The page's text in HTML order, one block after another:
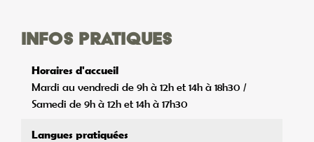
Infos pratiques
Horaires d'accueil
Mardi au vendredi de 9h à 12h et 14h à 18h30 /
Samedi de 9h à 12h et 14h à 17h30
Langues pratiquées